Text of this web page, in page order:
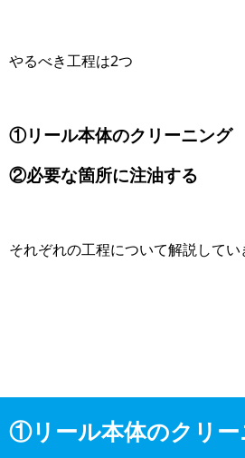
やるべき工程は2つ
①リール本体のクリーニング
②必要な箇所に注油する
それぞれの工程について解説してい
①リール本体のクリ